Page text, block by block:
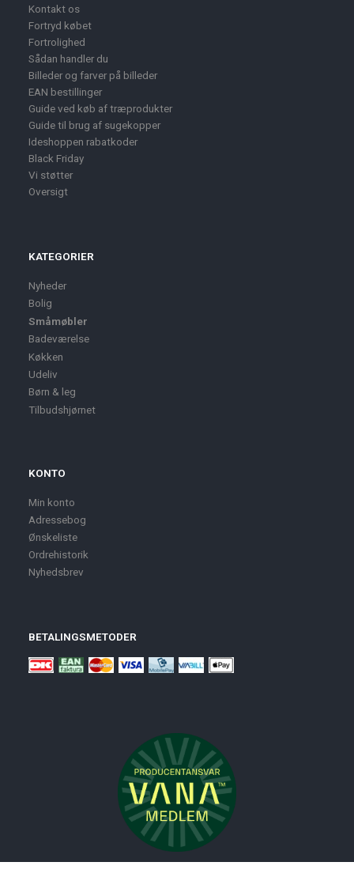
Kontakt os
Fortryd købet
Fortrolighed
Sådan handler du
Billeder og farver på billeder
EAN bestillinger
Guide ved køb af træprodukter
Guide til brug af sugekopper
Ideshoppen rabatkoder
Black Friday
Vi støtter
Oversigt
KATEGORIER
Nyheder
Bolig
Småmøbler
Badeværelse
Køkken
Udeliv
Børn & leg
Tilbudshjørnet
KONTO
Min konto
Adressebog
Ønskeliste
Ordrehistorik
Nyhedsbrev
BETALINGSMETODER